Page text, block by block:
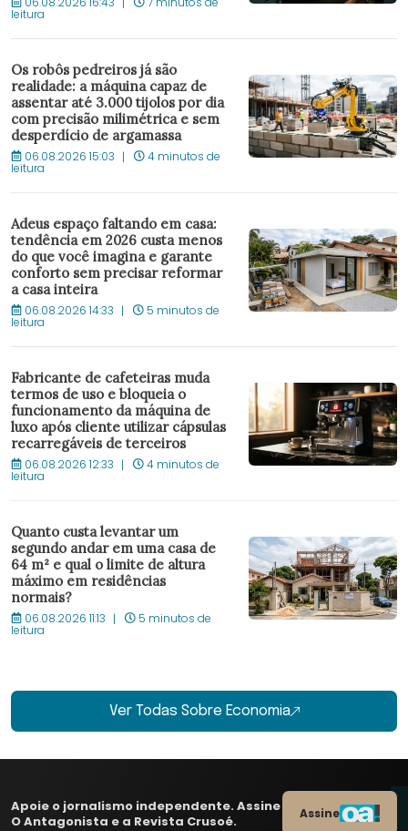
leitura
Os robôs pedreiros já são
realidade: a máquina capaz de
assentar até 3.000 tijolos por dia
com precisão milimétrica e sem
desperdício de argamassa
06.08.2026 15:03 4 minutos de
leitura
Adeus espaço faltando em casa:
tendência em 2026 custa menos
do que você imagina e garante
conforto sem precisar reformar
a casa inteira
06.08.2026 14:33 5 minutos de
leitura
Fabricante de cafeteiras muda
termos de uso e bloqueia o
funcionamento da máquina de
luxo após cliente utilizar cápsulas
recarregáveis de terceiros
06.08.2026 12:33 4 minutos de
leitura
Quanto custa levantar um
segundo andar em uma casa de
64 m² e qual o limite de altura
máximo em residências
normais?
06.08.2026 11:13 5 minutos de
leitura
Ver Todas Sobre Economia
Apoie o jornalismo independente. Assine
O Antagonista e a Revista Crusoé.
Assine